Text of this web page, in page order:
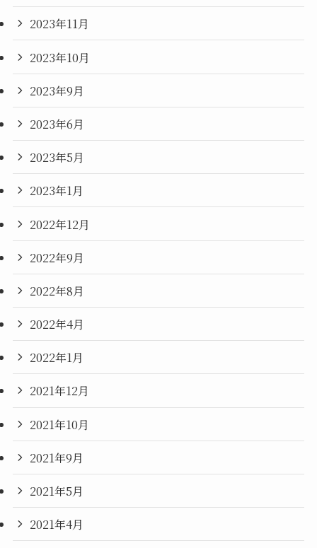
2023年11月
2023年10月
2023年9月
2023年6月
2023年5月
2023年1月
2022年12月
2022年9月
2022年8月
2022年4月
2022年1月
2021年12月
2021年10月
2021年9月
2021年5月
2021年4月